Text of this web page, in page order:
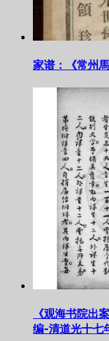
家谱：《常州
《观海书院出
编-清道光十七